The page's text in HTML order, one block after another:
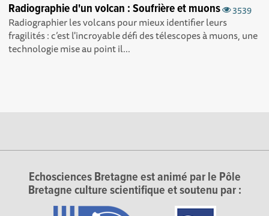
3539
Radiographie d'un volcan : Soufrière et muons
Radiographier les volcans pour mieux identifier leurs
fragilités : c’est l'incroyable défi des télescopes à muons, une
technologie mise au point il...
Echosciences Bretagne est animé par le Pôle
Bretagne culture scientifique et soutenu par :